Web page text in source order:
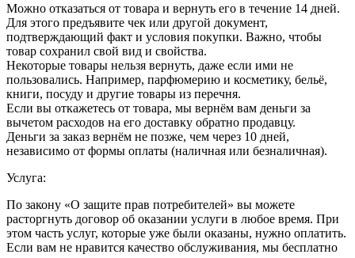
Можно отказаться от товара и вернуть его в течение 14 дней.
Для этого предъявите чек или другой документ,
подтверждающий факт и условия покупки. Важно, чтобы
товар сохранил свой вид и свойства.
Некоторые товары нельзя вернуть, даже если ими не
пользовались. Например, парфюмерию и косметику, бельё,
книги, посуду и другие товары из перечня.
Если вы откажетесь от товара, мы вернём вам деньги за
вычетом расходов на его доставку обратно продавцу.
Деньги за заказ вернём не позже, чем через 10 дней,
независимо от формы оплаты (наличная или безналичная).
Услуга:
По закону «О защите прав потребителей» вы можете
расторгнуть договор об оказании услуги в любое время. При
этом часть услуг, которые уже были оказаны, нужно оплатить.
Если вам не нравится качество обслуживания, мы бесплатно